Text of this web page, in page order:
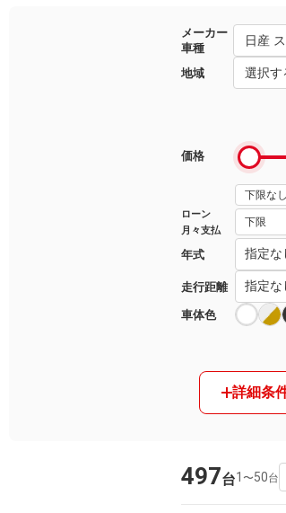
メーカー
車種
日産
地域 選択す
価格
ローン
月々支払
年式
走行距離
車体色
詳細条
497台1 〜50台